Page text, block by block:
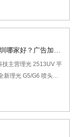
上门安装售后。电气
浮理光uv打印机,电气
哪家好？广告加工
技主营理光 2513UV 平
新理光 G5/G6 喷头，
璃、家具木板、文创
上门安装售后。理光
理光uv打印机,大型广